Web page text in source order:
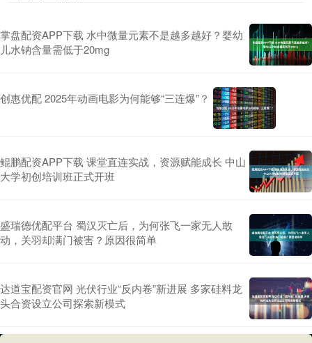
掌盘配资APP下载 水中微量元素不是越多越好？婴幼
儿水钠含量需低于20mg
创惠优配 2025年动画电影为何能够“三连爆”？
鲲鹏配资APP下载 课堂直连实战，资源赋能成长 中山
大学初创培训班正式开班
盛瑞德优配平台 蜀汉灭亡后，为何张飞一家无人敢
动，关羽却满门被害？原因很简单
达道宝配资官网 光伏行业“反内卷”新进展 多家硅料龙
头合资设立公司探索新模式